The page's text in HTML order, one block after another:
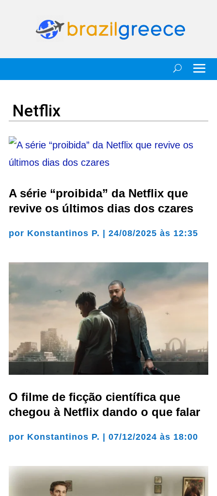
Netflix
A série “proibida” da Netflix que
revive os últimos dias dos czares
por Konstantinos P. 24/08/2025 às 12:35
O filme de ficção científica que
chegou à Netflix dando o que falar
por Konstantinos P. | 07/12/2024 às 18:00